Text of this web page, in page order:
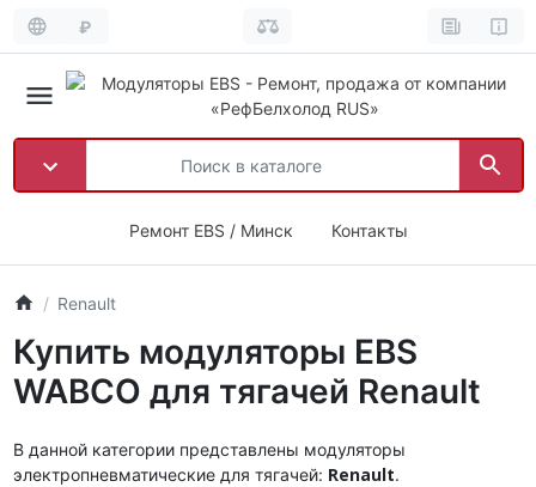
₽
Ремонт EBS / Минск Контакты
Renault
Купить модуляторы EBS
WABCO для тягачей Renault
В данной категории представлены модуляторы
электропневматические для тягачей: Renault.